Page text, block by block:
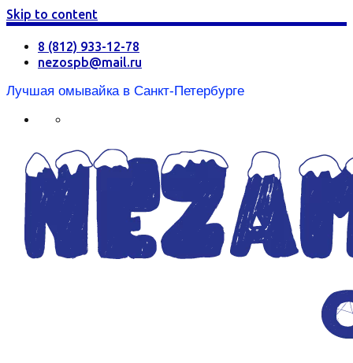
Skip to content
8 (812) 933-12-78
nezospb@mail.ru
Лучшая омывайка в Санкт-Петербурге